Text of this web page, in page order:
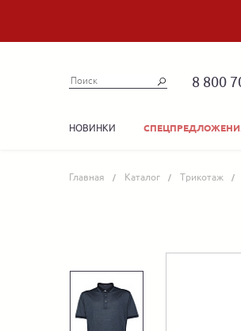
8 800
НОВИНКИ
Главная Каталог Трикотаж